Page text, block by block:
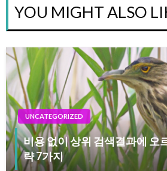
YOU MIGHT ALSO
UNCATEGORIZED
비용 없이 상위 검색결과에 오
략 7가지